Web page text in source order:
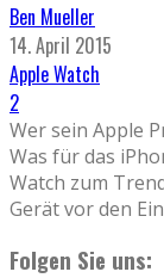
Ben Mueller
14. April 2015
Apple Watch
2
Wer sein Apple
Was für das
Watch zum
Gerät vor den
Folgen Sie uns: